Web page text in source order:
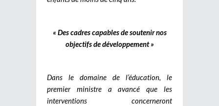
« Des cadres capables de soutenir nos
objectifs de développement »
Dans le domaine de l’éducation, le
premier ministre a avancé que les
interventions concerneront